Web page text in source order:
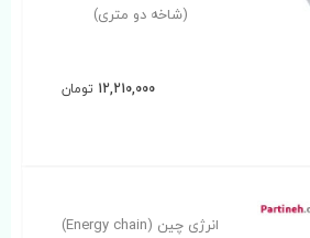
(شاخه دو متری)
12,210,000 تومان
انرژی چین (Energy chain)